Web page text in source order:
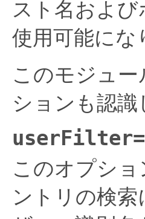
スト名およ
使用可能にな
このモジュ
ションも認識
userFilter=
このオプシ
ントリの検